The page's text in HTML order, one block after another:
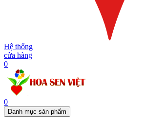
Hệ thống
cửa hàng
0
0
Danh mục sản phẩm